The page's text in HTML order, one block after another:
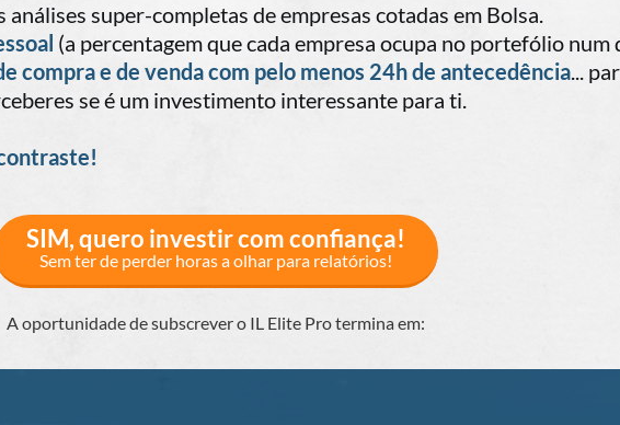
super-completas de empresas cotadas em Bolsa.
(a percentagem que cada empresa ocupa no portefólio num
compra e de venda com pelo menos 24h de antecedência...
se é um investimento interessante para ti.
SIM, quero investir com confiança!
Sem ter de perder horas a olhar para relatórios!
A oportunidade de subscrever o IL Elite Pro termina em: